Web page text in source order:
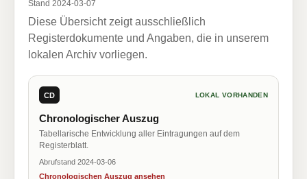
Stand 2024-03-07
Diese Übersicht zeigt ausschließlich
Registerdokumente und Angaben, die in unserem
lokalen Archiv vorliegen.
CD LOKAL VORHANDEN
Chronologischer Auszug
Tabellarische Entwicklung aller Eintragungen auf dem
Registerblatt.
Abrufstand 2024-03-06
Chronologischen Auszug ansehen